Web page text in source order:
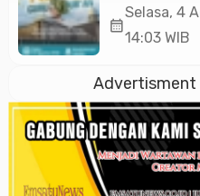
Akan
10.000
Istiqlal
calendar_month
Selasa, 4
14:03 WIB
Advertisment